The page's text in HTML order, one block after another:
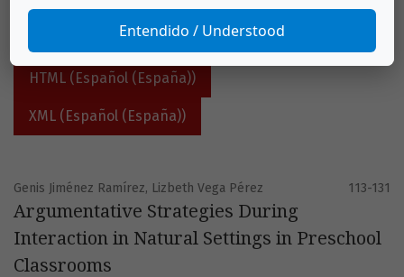
PDF (Español (España))
HTML (Español (España))
XML (Español (España))
Genis Jiménez Ramírez, Lizbeth Vega Pérez 113-131
Argumentative Strategies During
Interaction in Natural Settings in Preschool
Classrooms
Entendido / Understood